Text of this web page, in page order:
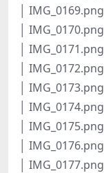
│ IMG_0169.png
│ IMG_0170.png
│ IMG_0171.png
│ IMG_0172.png
│ IMG_0173.png
│ IMG_0174.png
│ IMG_0175.png
│ IMG_0176.png
│ IMG_0177.png